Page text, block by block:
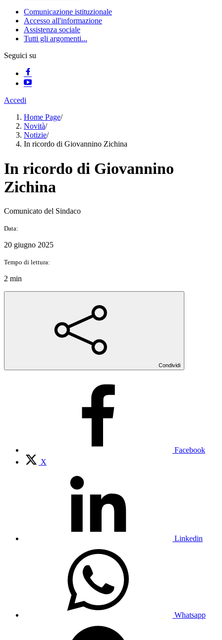
Comunicazione istituzionale
Accesso all'informazione
Assistenza sociale
Tutti gli argomenti...
Seguici su
Accedi
Home Page/
Novità/
Notizie/
In ricordo di Giovannino Zichina
In ricordo di Giovannino
Zichina
Comunicato del Sindaco
Data:
20 giugno 2025
Tempo di lettura:
2 min
Condividi
Facebook
X
Linkedin
Whatsapp